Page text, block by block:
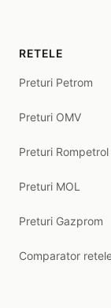
RETELE
Preturi Petrom
Preturi OMV
Preturi Rompetrol
Preturi MOL
Preturi Gazprom
Comparator